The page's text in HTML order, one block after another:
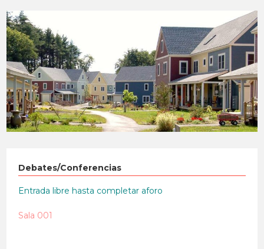
Debates/Conferencias
Entrada libre hasta completar aforo
Sala 001